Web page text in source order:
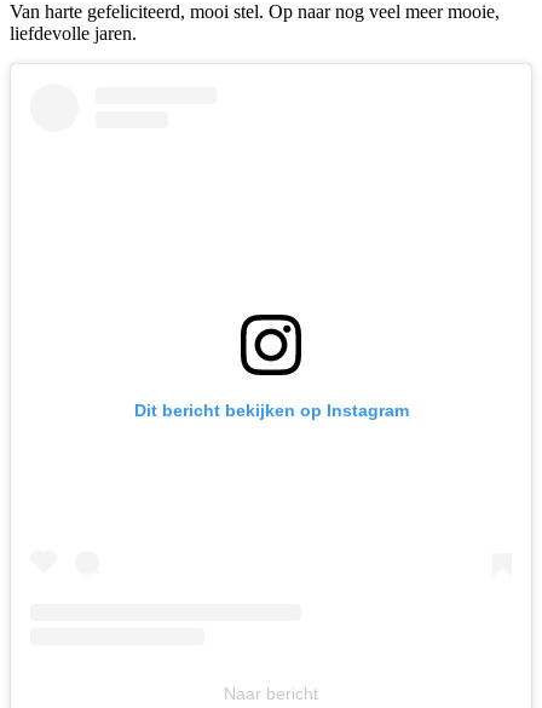
Van harte gefeliciteerd, mooi stel. Op naar nog veel meer mooie,
liefdevolle jaren.
Dit bericht bekijken op Instagram
Naar bericht